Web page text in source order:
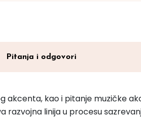
Pitanja i odgovori
akcenta, kao i pitanje muzičke
razvojna linija u procesu